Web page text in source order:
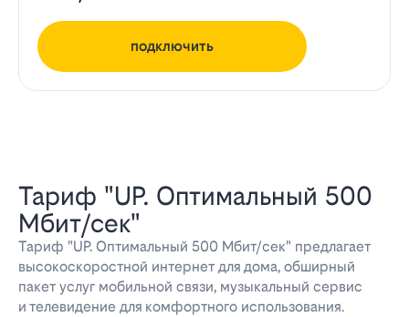
подключить
Тариф "UP. Оптимальный 500
Мбит/сек"
Тариф "UP. Оптимальный 500 Мбит/сек" предлагает
высокоскоростной интернет для дома, обширный
пакет услуг мобильной связи, музыкальный сервис
и телевидение для комфортного использования.